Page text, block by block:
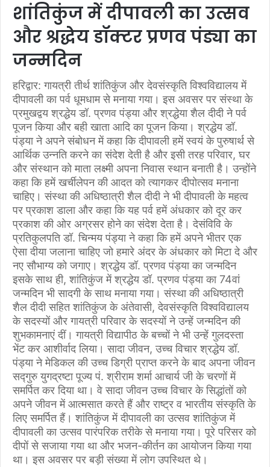
शांतिकुंज में दीपावली का उत्सव
और श्रद्धेय डॉक्टर प्रणव पंड्या का
जन्मदिन
हरिद्वार: गायत्री तीर्थ शांतिकुंज और देवसंस्कृति विश्वविद्यालय में
दीपावली का पर्व धूमधाम से मनाया गया। इस अवसर पर संस्था के
प्रमुखद्वय श्रद्धेय डॉ. प्रणव पंड्या और श्रद्धेया शैल दीदी ने पर्व
पूजन किया और बही खाता आदि का पूजन किया। श्रद्धेय डॉ.
पंड्या ने अपने संबोधन में कहा कि दीपावली हमें स्वयं के पुरुषार्थ से
आर्थिक उन्नति करने का संदेश देती है और इसी तरह परिवार, घर
और संस्थान को माता लक्ष्मी अपना निवास स्थान बनाती है। उन्होंने
कहा कि हमें खर्चीलेपन की आदत को त्यागकर दीपोत्सव मनाना
चाहिए। संस्था की अधिष्ठात्री शैल दीदी ने भी दीपावली के महत्व
पर प्रकाश डाला और कहा कि यह पर्व हमें अंधकार को दूर कर
प्रकाश की ओर अग्रसर होने का संदेश देता है। देसंविवि के
प्रतिकुलपति डॉ. चिन्मय पंड्या ने कहा कि हमें अपने भीतर एक
ऐसा दीया जलाना चाहिए जो हमारे अंदर के अंधकार को मिटा दे और
नए सौभाग्य को जगाए। श्रद्धेय डॉ. प्रणव पंड्या का जन्मदिन
इसके साथ ही, शांतिकुंज में श्रद्धेय डॉ. प्रणव पंड्या का 74वां
जन्मदिन भी सादगी के साथ मनाया गया। संस्था की अधिष्ठात्री
शैल दीदी सहित शांतिकुंज के अंतेवासी, देवसंस्कृति विश्वविद्यालय
के सदस्यों और गायत्री परिवार के सदस्यों ने उन्हें जन्मदिन की
शुभकामनाएं दीं। गायत्री विद्यापीठ के बच्चों ने भी उन्हें गुलदस्ता
भेंट कर आशीर्वाद लिया। सादा जीवन, उच्च विचार श्रद्धेय डॉ.
पंड्या ने मेडिकल की उच्च डिग्री प्राप्त करने के बाद अपना जीवन
सद्गुरु युगद्रष्टा पूज्य पं. श्रीराम शर्मा आचार्य जी के चरणों में
समर्पित कर दिया था। वे सादा जीवन उच्च विचार के सिद्धांतों को
अपने जीवन में आत्मसात करते हैं और राष्ट्र व भारतीय संस्कृति के
लिए समर्पित हैं। शांतिकुंज में दीपावली का उत्सव शांतिकुंज में
दीपावली का उत्सव पारंपरिक तरीके से मनाया गया। पूरे परिसर को
दीपों से सजाया गया था और भजन-कीर्तन का आयोजन किया गया
था। इस अवसर पर बड़ी संख्या में लोग उपस्थित थे।